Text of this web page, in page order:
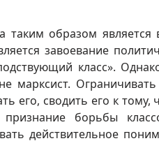
образом является
завоевание
класс».
марксист.
его, сводить его к
борьбы
действительное